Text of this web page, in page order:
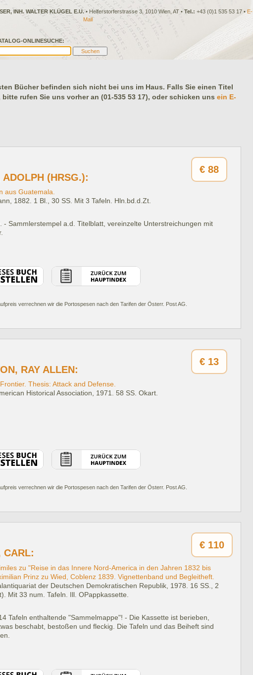
ONLINESUCHE:
INH. WALTER KLÜGEL E.U.• Helferstorferstrasse 3, 1010 Wien, AT • Tel.: +43 (0)1 535 53 17 •E-
Mail
Bücher befinden sich nicht bei uns im Haus. Falls Sie einen Titel
rufen Sie uns vorher an (01-535 53 17), oder schicken uns ein E-
€ 88
ADOLPH (HRSG.):
aus Guatemala.
1882.
1 Bl., 30 SS. Mit 3 Tafeln. Hln.bd.d.Zt.
- Sammlerstempel a.d. Titelblatt, vereinzelte Unterstreichungen mit
verrechnen wir die Portospesen nach den Tarifen der Österr. Post AG.
€ 13
RAY ALLEN:
Thesis: Attack and Defense.
Historical Association, 1971. 58 SS. Okart.
verrechnen wir die Portospesen nach den Tarifen der Österr. Post AG.
€ 110
CARL:
zu "Reise in das Innere Nord-America in den Jahren 1832 bis
Prinz zu Wied, Coblenz 1839. Vignettenband und Begleitheft.
der Deutschen Demokratischen Republik, 1978.
16 SS., 2
Mit 33 num. Tafeln. Ill. OPappkassette.
Tafeln enthaltende "Sammelmappe"! - Die Kassette ist berieben,
beschabt, bestoßen und fleckig. Die Tafeln und das Beiheft sind